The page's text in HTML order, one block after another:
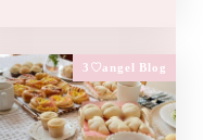
3♡angel Blog